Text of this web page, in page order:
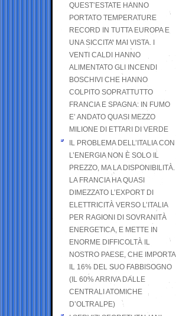
QUEST’ESTATE HANNO
PORTATO TEMPERATURE
RECORD IN TUTTA EUROPA E
UNA SICCITA’ MAI VISTA. I
VENTI CALDI HANNO
ALIMENTATO GLI INCENDI
BOSCHIVI CHE HANNO
COLPITO SOPRATTUTTO
FRANCIA E SPAGNA: IN FUMO
E’ ANDATO QUASI MEZZO
MILIONE DI ETTARI DI VERDE
IL PROBLEMA DELL’ITALIA CON
L’ENERGIA NON È SOLO IL
PREZZO, MA LA DISPONIBILITÀ.
LA FRANCIA HA QUASI
DIMEZZATO L’EXPORT DI
ELETTRICITÀ VERSO L’ITALIA
PER RAGIONI DI SOVRANITÀ
ENERGETICA, E METTE IN
ENORME DIFFICOLTÀ IL
NOSTRO PAESE, CHE IMPORTA
IL 16% DEL SUO FABBISOGNO
(IL 60% ARRIVA DALLE
CENTRALI ATOMICHE
D’OLTRALPE)